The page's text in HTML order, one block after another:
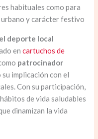
habituales como para
y carácter festivo
deporte local
encartuchos de
patrocinador
implicación con el
Con su participación,
de vida saludables
dinamizan la vida